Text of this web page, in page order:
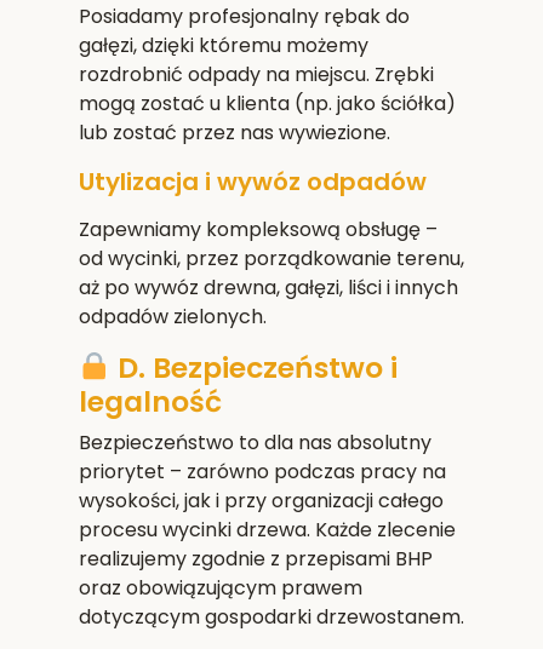
Posiadamy profesjonalny rębak do
gałęzi, dzięki któremu możemy
rozdrobnić odpady na miejscu. Zrębki
mogą zostać u klienta (np. jako ściółka)
lub zostać przez nas wywiezione.
Utylizacja i wywóz odpadów
Zapewniamy kompleksową obsługę –
od wycinki, przez porządkowanie terenu,
aż po wywóz drewna, gałęzi, liści i innych
odpadów zielonych.
D. Bezpieczeństwo i
legalność
Bezpieczeństwo to dla nas absolutny
priorytet – zarówno podczas pracy na
wysokości, jak i przy organizacji całego
procesu wycinki drzewa. Każde zlecenie
realizujemy zgodnie z przepisami BHP
oraz obowiązującym prawem
dotyczącym gospodarki drzewostanem.